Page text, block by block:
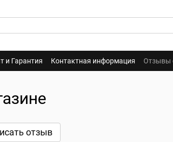
и Гарантия Контактная информация Отзывы
отзыв